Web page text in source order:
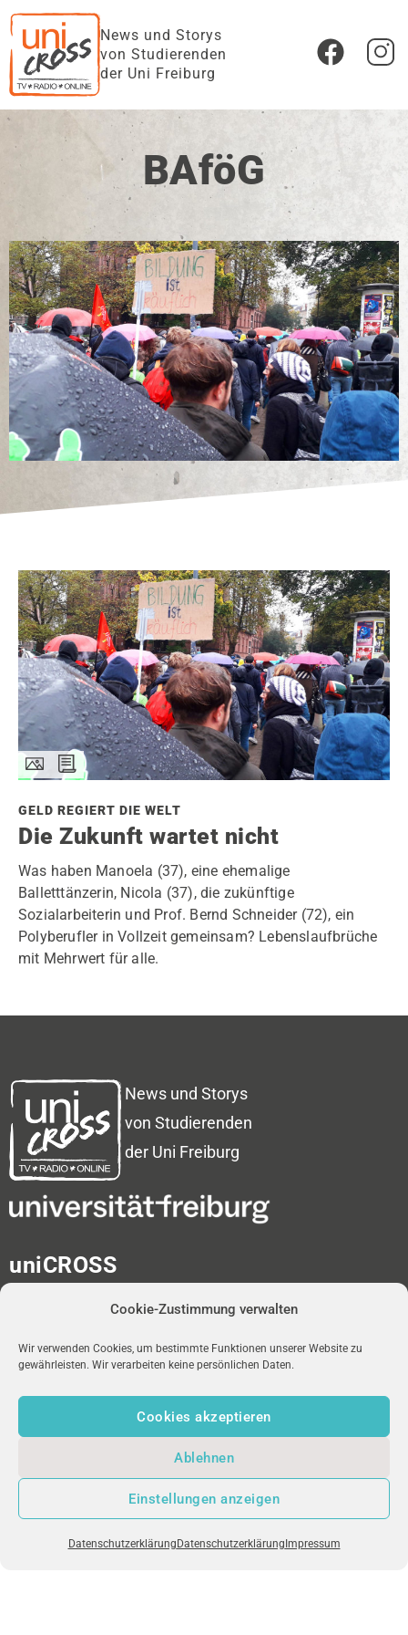
Cookie-Zustimmung verwalten
Wir verwenden Cookies, um bestimmte Funktionen unserer Website zu
gewährleisten. Wir verarbeiten keine persönlichen Daten.
Cookies akzeptieren
Ablehnen
Einstellungen anzeigen
Datenschutzerklärung Datenschutzerklärung Impressum
News und Storys
von Studierenden
der Uni Freiburg
BAföG
GELD REGIERT DIE WELT
Die Zukunft wartet nicht
Was haben Manoela (37), eine ehemalige
Balletttänzerin, Nicola (37), die zukünftige
Sozialarbeiterin und Prof. Bernd Schneider (72), ein
Polyberufler in Vollzeit gemeinsam? Lebenslaufbrüche
mit Mehrwert für alle.
News und Storys
von Studierenden
der Uni Freiburg
uniCROSS
Albert-Ludwigs-Universität
UniversitätsbibliothekMedienzentrum
Platz der Universität 2
redaktion-unicross[at]ub.uni-freiburg.de